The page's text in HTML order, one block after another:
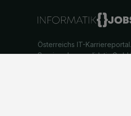
Österreichs IT-Karriereportal.
Service der candidatis